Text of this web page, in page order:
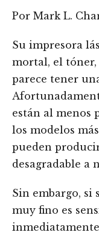
Por Mark L.
Su impresora
mortal, el
parece tener
están al menos
los modelos
pueden
desagradable a
Sin embargo, si
muy fino es